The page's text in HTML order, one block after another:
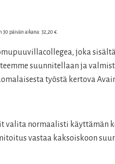
päivän aikana: 32,20 €
joka
suunnitellaan ja
työstä kertova
valita normaalisti käyttämän
vastaa kaksoiskoon